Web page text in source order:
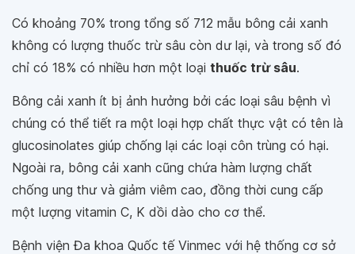
Có khoảng 70% trong tổng số 712 mẫu bông cải xanh
không có lượng thuốc trừ sâu còn dư lại, và trong số đó
chỉ có 18% có nhiều hơn một loại thuốc trừ sâu.
Bông cải xanh ít bị ảnh hưởng bởi các loại sâu bệnh vì
chúng có thể tiết ra một loại hợp chất thực vật có tên là
glucosinolates giúp chống lại các loại côn trùng có hại.
Ngoài ra, bông cải xanh cũng chứa hàm lượng chất
chống ung thư và giảm viêm cao, đồng thời cung cấp
một lượng vitamin C, K dồi dào cho cơ thể.
Bệnh viện Đa khoa Quốc tế Vinmec với hệ thống cơ sở